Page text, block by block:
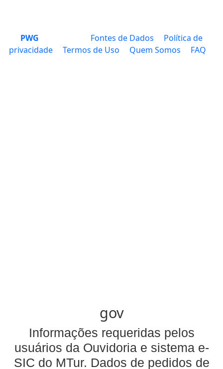
PWG Fontes de Dados
Política de
privacidade
Termos de Uso Quem Somos FAQ
gov
Informações requeridas pelos
usuários da Ouvidoria e sistema e-
SIC do MTur. Dados de pedidos de